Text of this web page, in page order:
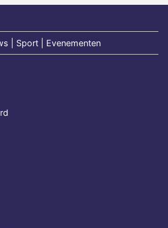
| Sport | Evenementen